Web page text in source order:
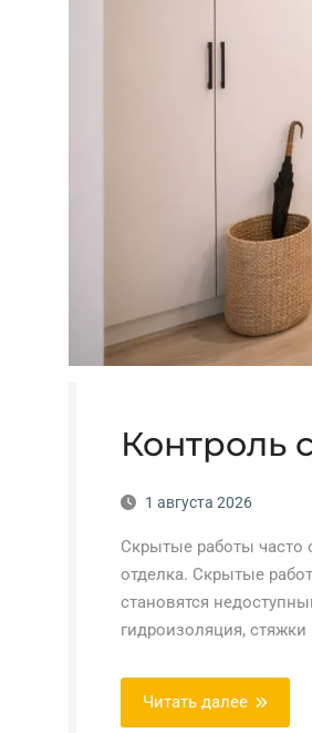
Контроль
1 августа 2026
Скрытые работы часто
отделка. Скрытые
становятся
гидроизоляция,
Читать далее